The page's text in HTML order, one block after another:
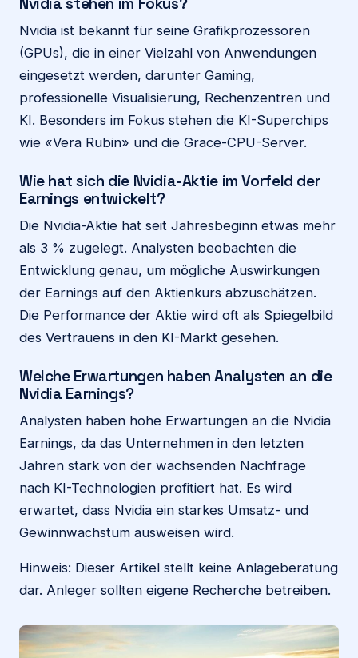
Nvidia ist bekannt für seine Grafikprozessoren
(GPUs), die in einer Vielzahl von Anwendungen
eingesetzt werden, darunter Gaming,
professionelle Visualisierung, Rechenzentren und
KI. Besonders im Fokus stehen die KI-Superchips
wie «Vera Rubin» und die Grace-CPU-Server.
Wie hat sich die Nvidia-Aktie im Vorfeld der
Earnings entwickelt?
Die Nvidia-Aktie hat seit Jahresbeginn etwas mehr
als 3 % zugelegt. Analysten beobachten die
Entwicklung genau, um mögliche Auswirkungen
der Earnings auf den Aktienkurs abzuschätzen.
Die Performance der Aktie wird oft als Spiegelbild
des Vertrauens in den KI-Markt gesehen.
Welche Erwartungen haben Analysten an die
Nvidia Earnings?
Analysten haben hohe Erwartungen an die Nvidia
Earnings, da das Unternehmen in den letzten
Jahren stark von der wachsenden Nachfrage
nach KI-Technologien profitiert hat. Es wird
erwartet, dass Nvidia ein starkes Umsatz- und
Gewinnwachstum ausweisen wird.
Hinweis: Dieser Artikel stellt keine Anlageberatung
dar. Anleger sollten eigene Recherche betreiben.